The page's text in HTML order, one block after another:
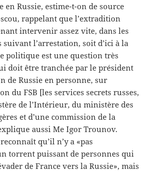
en Russie, estime-t-on de source
rappelant que l’extradition
intervenir assez vite, dans les
l’arrestation, soit d’ici à la
politique est une question très
doit être tranchée par le président
de Russie en personne, sur
du FSB [les services secrets russes,
de l’Intérieur, du ministère des
et d’une commission de la
aussi Me Igor Trounov.
qu’il n’y a «pas
torrent puissant de personnes qui
de France vers la Russie», mais